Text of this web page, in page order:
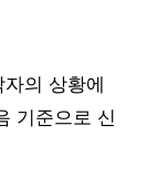
의 상황에
기준으로 신